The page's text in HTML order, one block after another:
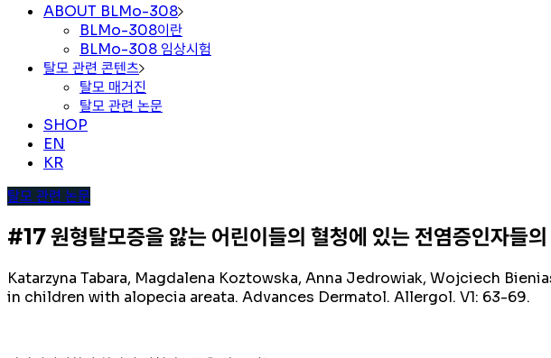
ABOUT BLMo-308
BLMo-308이란
BLMo-308 임상시험
탈모 관련 콘텐츠
탈모 매거진
탈모 관련 논문
SHOP
EN
KR
탈모 관련 논문
#17 원형탈모증을 앓는 어린이들의 혈청에 있는 전염증인자들
Katarzyna Tabara, Magdalena Koztowska, Anna Jedrowiak, Wojciech
in children with alopecia areata. Advances Dermatol. Allergol. V1: 63-69.